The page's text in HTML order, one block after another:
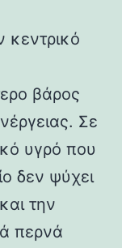
κεντρικό
βάρος
Σε
υγρό που
δεν ψύχει
την
περνά